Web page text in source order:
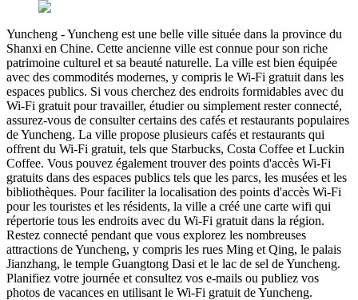
Yuncheng -Yuncheng est une belle ville située dans la province du
Shanxi en Chine. Cette ancienne ville est connue pour son riche
patrimoine culturel et sa beauté naturelle. La ville est bien équipée
avec des commodités modernes, y compris le Wi-Fi gratuit dans les
espaces publics. Si vous cherchez des endroits formidables avec du
Wi-Fi gratuit pour travailler, étudier ou simplement rester connecté,
assurez-vous de consulter certains des cafés et restaurants populaires
de Yuncheng. La ville propose plusieurs cafés et restaurants qui
offrent du Wi-Fi gratuit, tels que Starbucks, Costa Coffee et Luckin
Coffee. Vous pouvez également trouver des points d'accès Wi-Fi
gratuits dans des espaces publics tels que les parcs, les musées et les
bibliothèques. Pour faciliter la localisation des points d'accès Wi-Fi
pour les touristes et les résidents, la ville a créé une carte wifi qui
répertorie tous les endroits avec du Wi-Fi gratuit dans la région.
Restez connecté pendant que vous explorez les nombreuses
attractions de Yuncheng, y compris les rues Ming et Qing, le palais
Jianzhang, le temple Guangtong Dasi et le lac de sel de Yuncheng.
Planifiez votre journée et consultez vos e-mails ou publiez vos
photos de vacances en utilisant le Wi-Fi gratuit de Yuncheng.